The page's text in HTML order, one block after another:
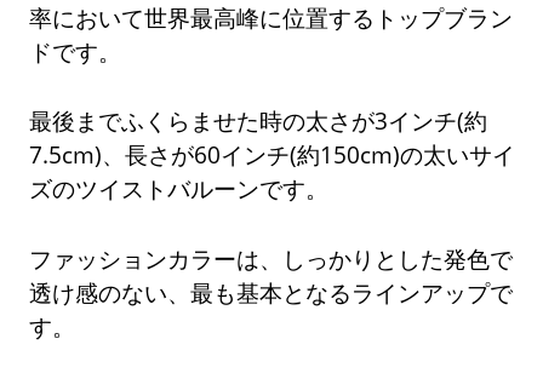
率において世界最高峰に位置するトップブラン
ドです。
最後までふくらませた時の太さが3インチ(約
7.5cm)、長さが60インチ(約150cm)の太いサイ
ズのツイストバルーンです。
ファッションカラーは、しっかりとした発色で
透け感のない、最も基本となるラインアップで
す。